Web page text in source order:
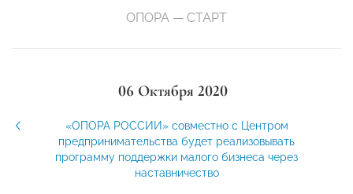
ОПОРА — СТАРТ
06 Октября 2020
«ОПОРА РОССИИ» совместно с Центром
предпринимательства будет реализовывать
программу поддержки малого бизнеса через
наставничество